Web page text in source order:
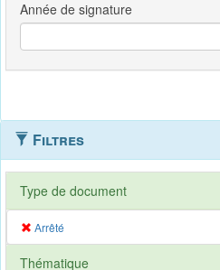
Filtres
Type de document
Arrêté
Thématique